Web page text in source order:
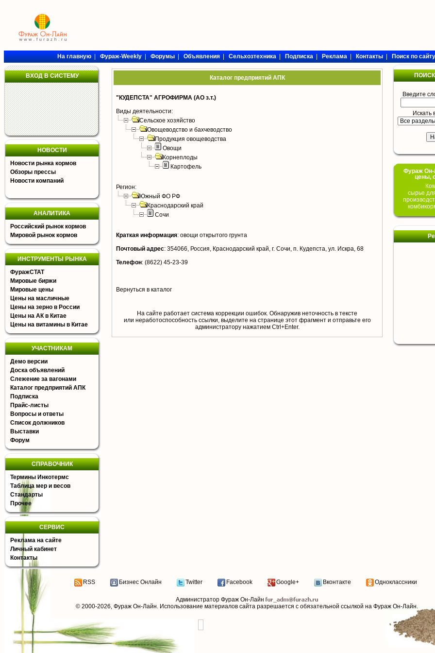
На главную|Фураж-Weekly|Форумы|Объявления|Сельхозтехника|Подписка|Реклама|Контакты|Поиск по сайту
ВХОД В СИСТЕМУ
НОВОСТИ
Новости рынка кормов
Обзоры прессы
Новости компаний
АНАЛИТИКА
Российский рынок кормов
Мировой рынок кормов
ИНСТРУМЕНТЫ РЫНКА
ФуражСТАТ
Мировые биржи
Мировые цены
Цены на масличные
Цены на зерно в России
Цены на АК в Китае
Цены на витамины в Китае
УЧАСТНИКАМ
Демо версии
Доска объявлений
Слежение за вагонами
Каталог предприятий АПК
Подписка
Прайс-листы
Вопросы и ответы
Список должников
Выставки
Форум
СПРАВОЧНИК
Термины Инкотермс
Таблица мер и весов
Стандарты
Прочее
СЕРВИС
Реклама на сайте
Личный кабинет
Контакты
Каталог предприятий АПК
"КУДЕПСТА" АГРОФИРМА (АО з.т.)
Виды деятельности:
Сельское хозяйство
Овощеводство и бахчеводство
Продукция овощеводства
Овощи
Корнеплоды
Картофель
Регион:
Южный ФО РФ
Краснодарский край
Сочи
Краткая информация: овощи открытого грунта
Почтовый адрес: 354066, Россия, Краснодарский край, г. Сочи, п. Кудепста, ул. Искра, 68
Телефон: (8622) 45-23-39
Вернуться в каталог
На сайте работает система коррекции ошибок. Обнаружив неточность в тексте
или неработоспособность ссылки, выделите на странице этот фрагмент и отправьте его
aдминистратору нажатием Ctrl+Enter.
Введите
Искать
Фураж Он-
цены,
сырье
RSS Бизнес Онлайн Twitter Facebook Google+ Вконтакте Одноклассники
Администратор Фураж Он-Лайн
© 2000-2026, Фураж Он-Лайн. Использование материалов сайта разрешается с обязательной ссылкой на Фураж Он-Лайн.